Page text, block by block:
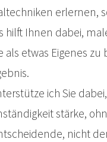
erlernen,
hilft Ihnen dabei,
als etwas Eigenes
ich Sie
stärke,
nicht